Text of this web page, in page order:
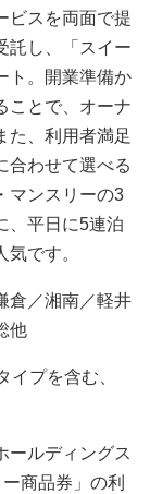
ビスを両面で提
託し、「スイー
ト。開業準備か
ことで、オーナ
た、利用者満足
合わせて選べる
マンスリーの3
、平日に5連泊
です。
倉／湘南／軽井
他
イプを含む、
ールディングス
商品券」の利